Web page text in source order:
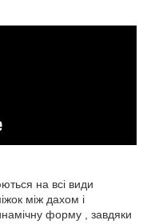
на всі види
між дахом і
форму , завдяки